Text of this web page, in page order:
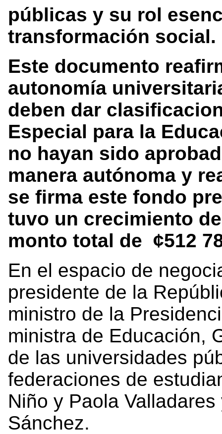
públicas y su rol
transformación social.
Este documento
autonomía
deben dar
Especial para la
no hayan sido
manera autónoma y
se firma este fondo
tuvo un crecimiento
monto total de ¢512
En el espacio de
presidente de la
ministro de la
ministra de Educación,
de las universidades
federaciones de
Niño y Paola
Sánchez.